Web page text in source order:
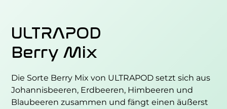
ULTRAPOD
Berry Mix
Die Sorte Berry Mix von ULTRAPOD setzt sich aus
Johannisbeeren, Erdbeeren, Himbeeren und
Blaubeeren zusammen und fängt einen äußerst